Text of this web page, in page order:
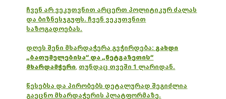
ჩვენ არ ვეკუთვნით არცერთ პოლიტიკურ ძალას
და ბიზნესჯგუფს. ჩვენ ვეკუთვნით
საზოგადოებას.
დღეს შენი მხარდაჭერა გვჭირდება: გახდი
„ბათუმელებისა“ და „ნეტგაზეთის“
მხარდამჭერი, თუნდაც თვეში 1 ლარიდან.
წესებსა და პირობებს დეტალურად შეგიძლია
გაეცნო მხარდაჭერის პლატფორმაზე.